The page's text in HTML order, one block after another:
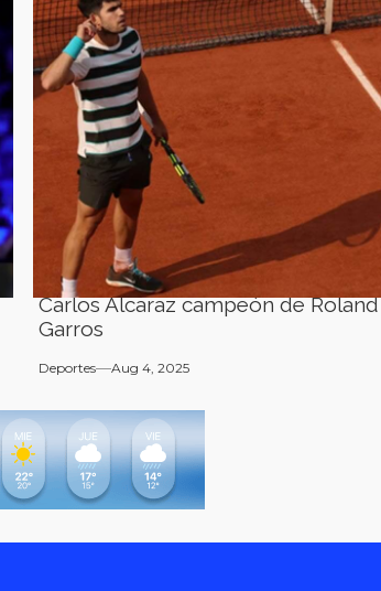
Carlos Alcaraz campeón de Roland
Garros
Deportes Aug 4, 2025